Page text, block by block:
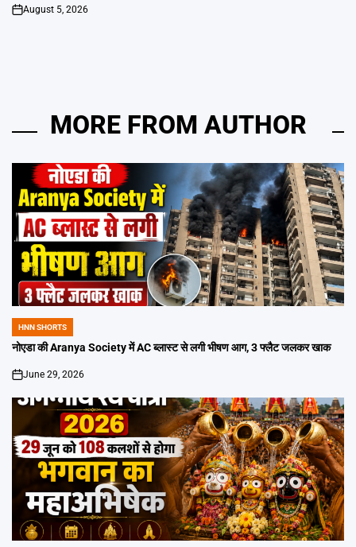
on
August 5, 2026
MORE FROM AUTHOR
POSTED
IN
HNN SHORTS
नोएडा की Aranya Society में AC ब्लास्ट से लगी भीषण आग, 3 फ्लैट जलकर खाक
on
June 29, 2026